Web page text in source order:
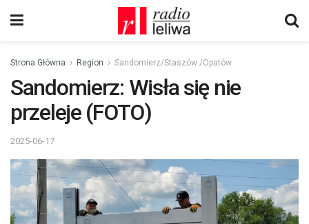
Strona Główna Region Sandomierz/Staszów /Opatów
Sandomierz: Wisła się nie
przeleje (FOTO)
2025-06-17